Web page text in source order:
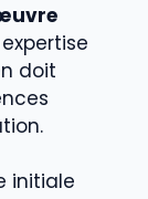
doit
initiale